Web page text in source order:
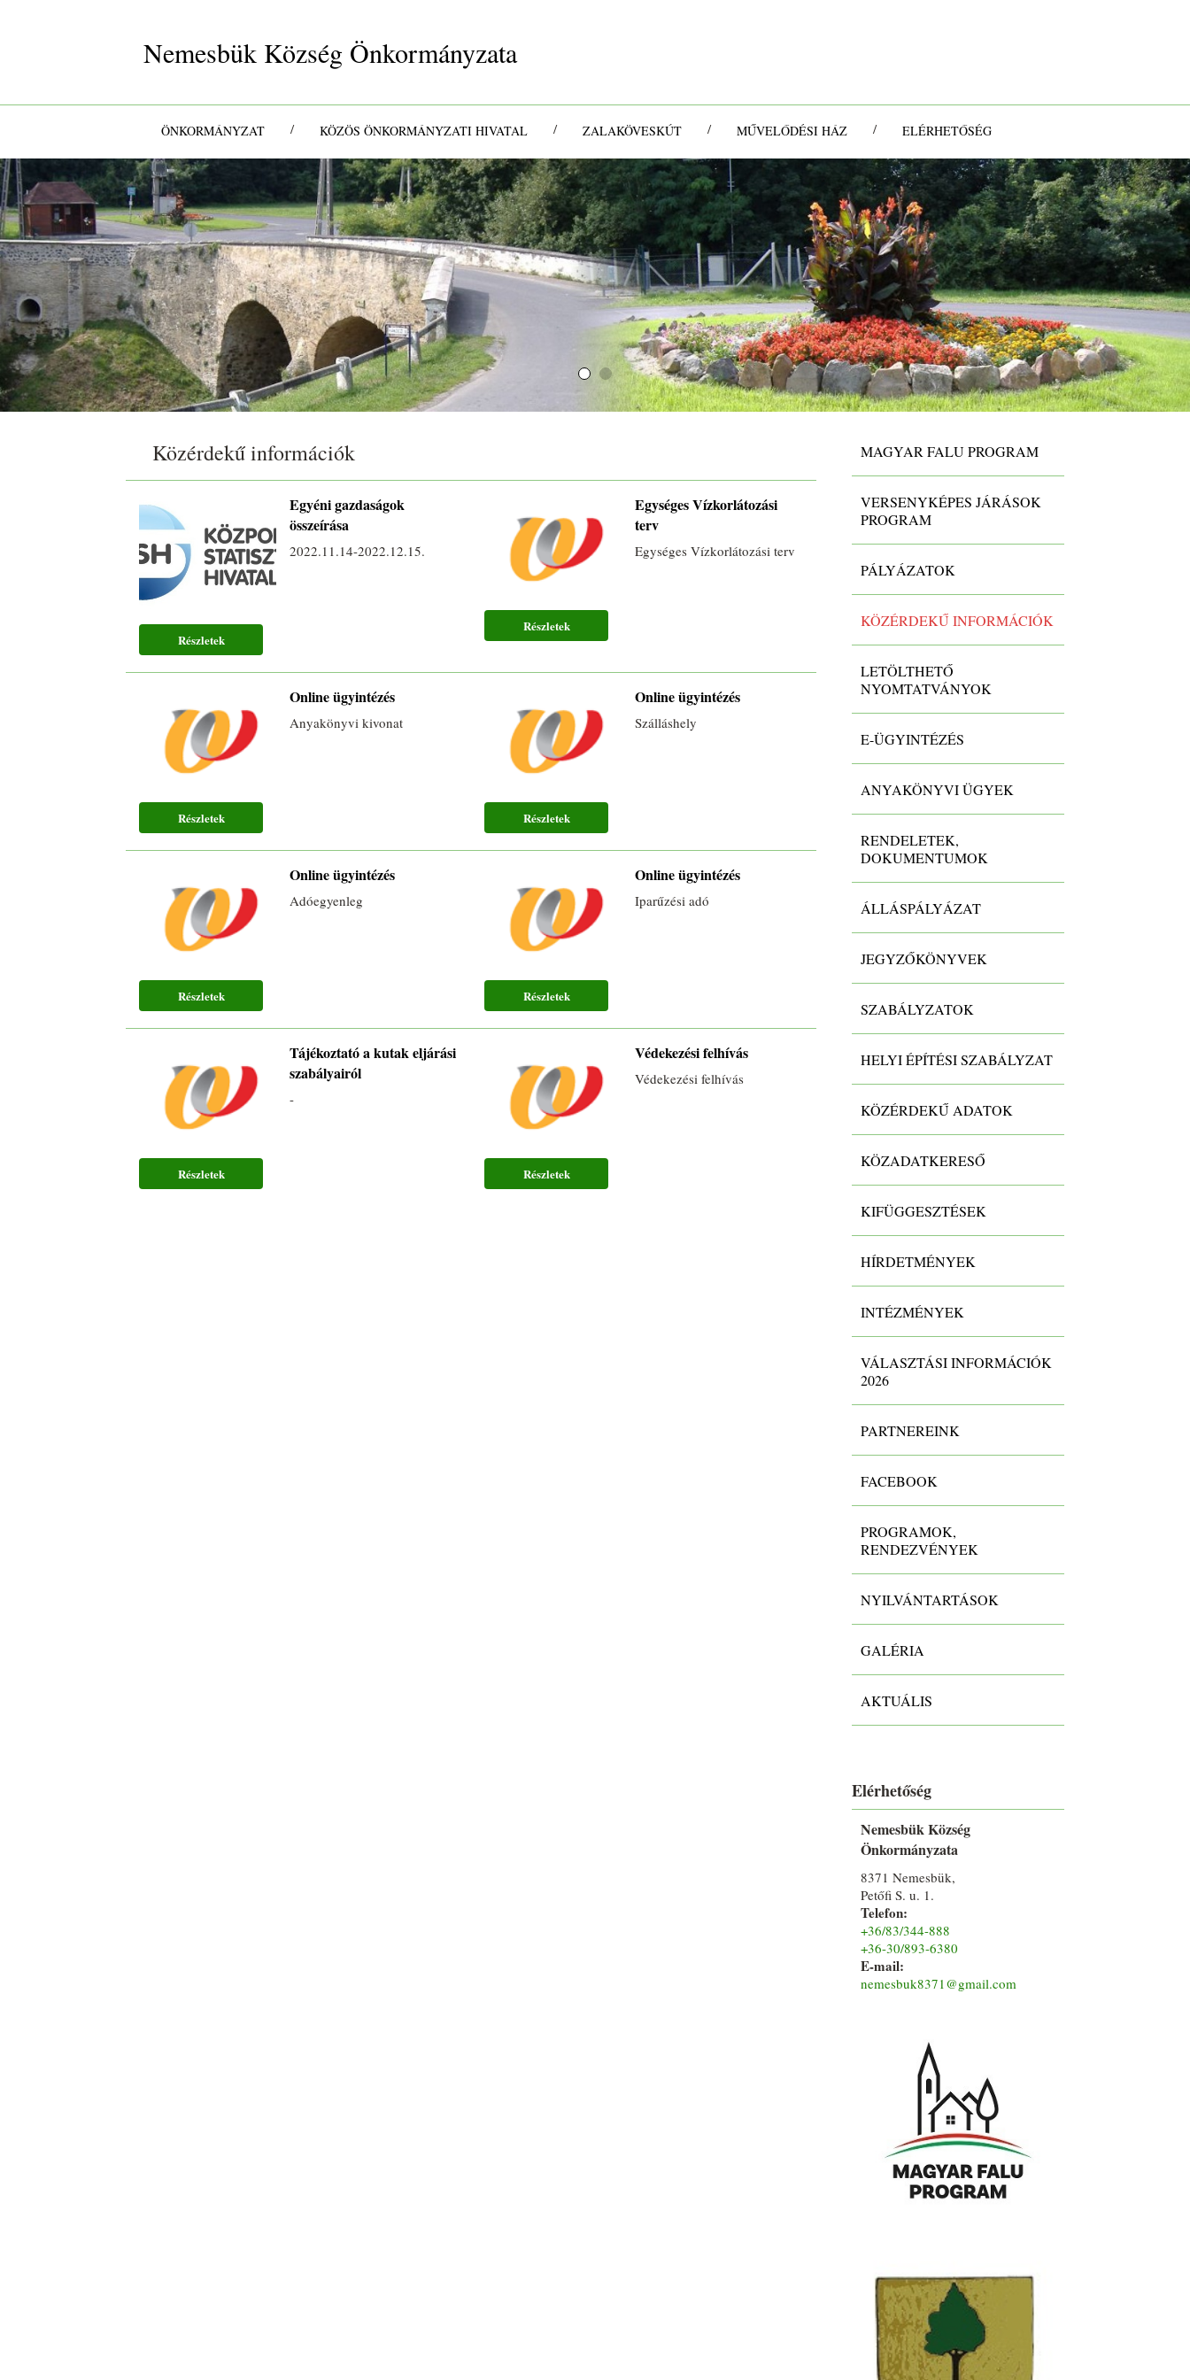
Nemesbük Község Önkormányzata
ÖNKORMÁNYZAT / KÖZÖS ÖNKORMÁNYZATI HIVATAL / ZALAKÖVESKÚT / MŰVELŐDÉSI HÁZ / ELÉRHETŐSÉG
Közérdekű információk
Egyéni gazdaságok
összeírása
2022.11.14-2022.12.15.
Részletek
Egységes Vízkorlátozási
terv
Egységes Vízkorlátozási terv
Részletek
Online ügyintézés
Anyakönyvi kivonat
Részletek
Online ügyintézés
Szálláshely
Részletek
Online ügyintézés
Adóegyenleg
Részletek
Online ügyintézés
Iparűzési adó
Részletek
Tájékoztató a kutak eljárási
szabályairól
-
Részletek
Védekezési felhívás
Védekezési felhívás
Részletek
MAGYAR FALU PROGRAM
VERSENYKÉPES JÁRÁSOK
PROGRAM
PÁLYÁZATOK
KÖZÉRDEKŰ INFORMÁCIÓK
LETÖLTHETŐ
NYOMTATVÁNYOK
E-ÜGYINTÉZÉS
ANYAKÖNYVI ÜGYEK
RENDELETEK,
DOKUMENTUMOK
ÁLLÁSPÁLYÁZAT
JEGYZŐKÖNYVEK
SZABÁLYZATOK
HELYI ÉPÍTÉSI SZABÁLYZAT
KÖZÉRDEKŰ ADATOK
KÖZADATKERESŐ
KIFÜGGESZTÉSEK
HÍRDETMÉNYEK
INTÉZMÉNYEK
VÁLASZTÁSI INFORMÁCIÓK
2026
PARTNEREINK
FACEBOOK
PROGRAMOK,
RENDEZVÉNYEK
NYILVÁNTARTÁSOK
GALÉRIA
AKTUÁLIS
Elérhetőség
Nemesbük Község
Önkormányzata
8371 Nemesbük,
Petőfi S. u. 1.
Telefon:
+36/83/344-888
+36-30/893-6380
E-mail:
nemesbuk8371@gmail.com